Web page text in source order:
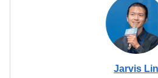
Jarvis Lin